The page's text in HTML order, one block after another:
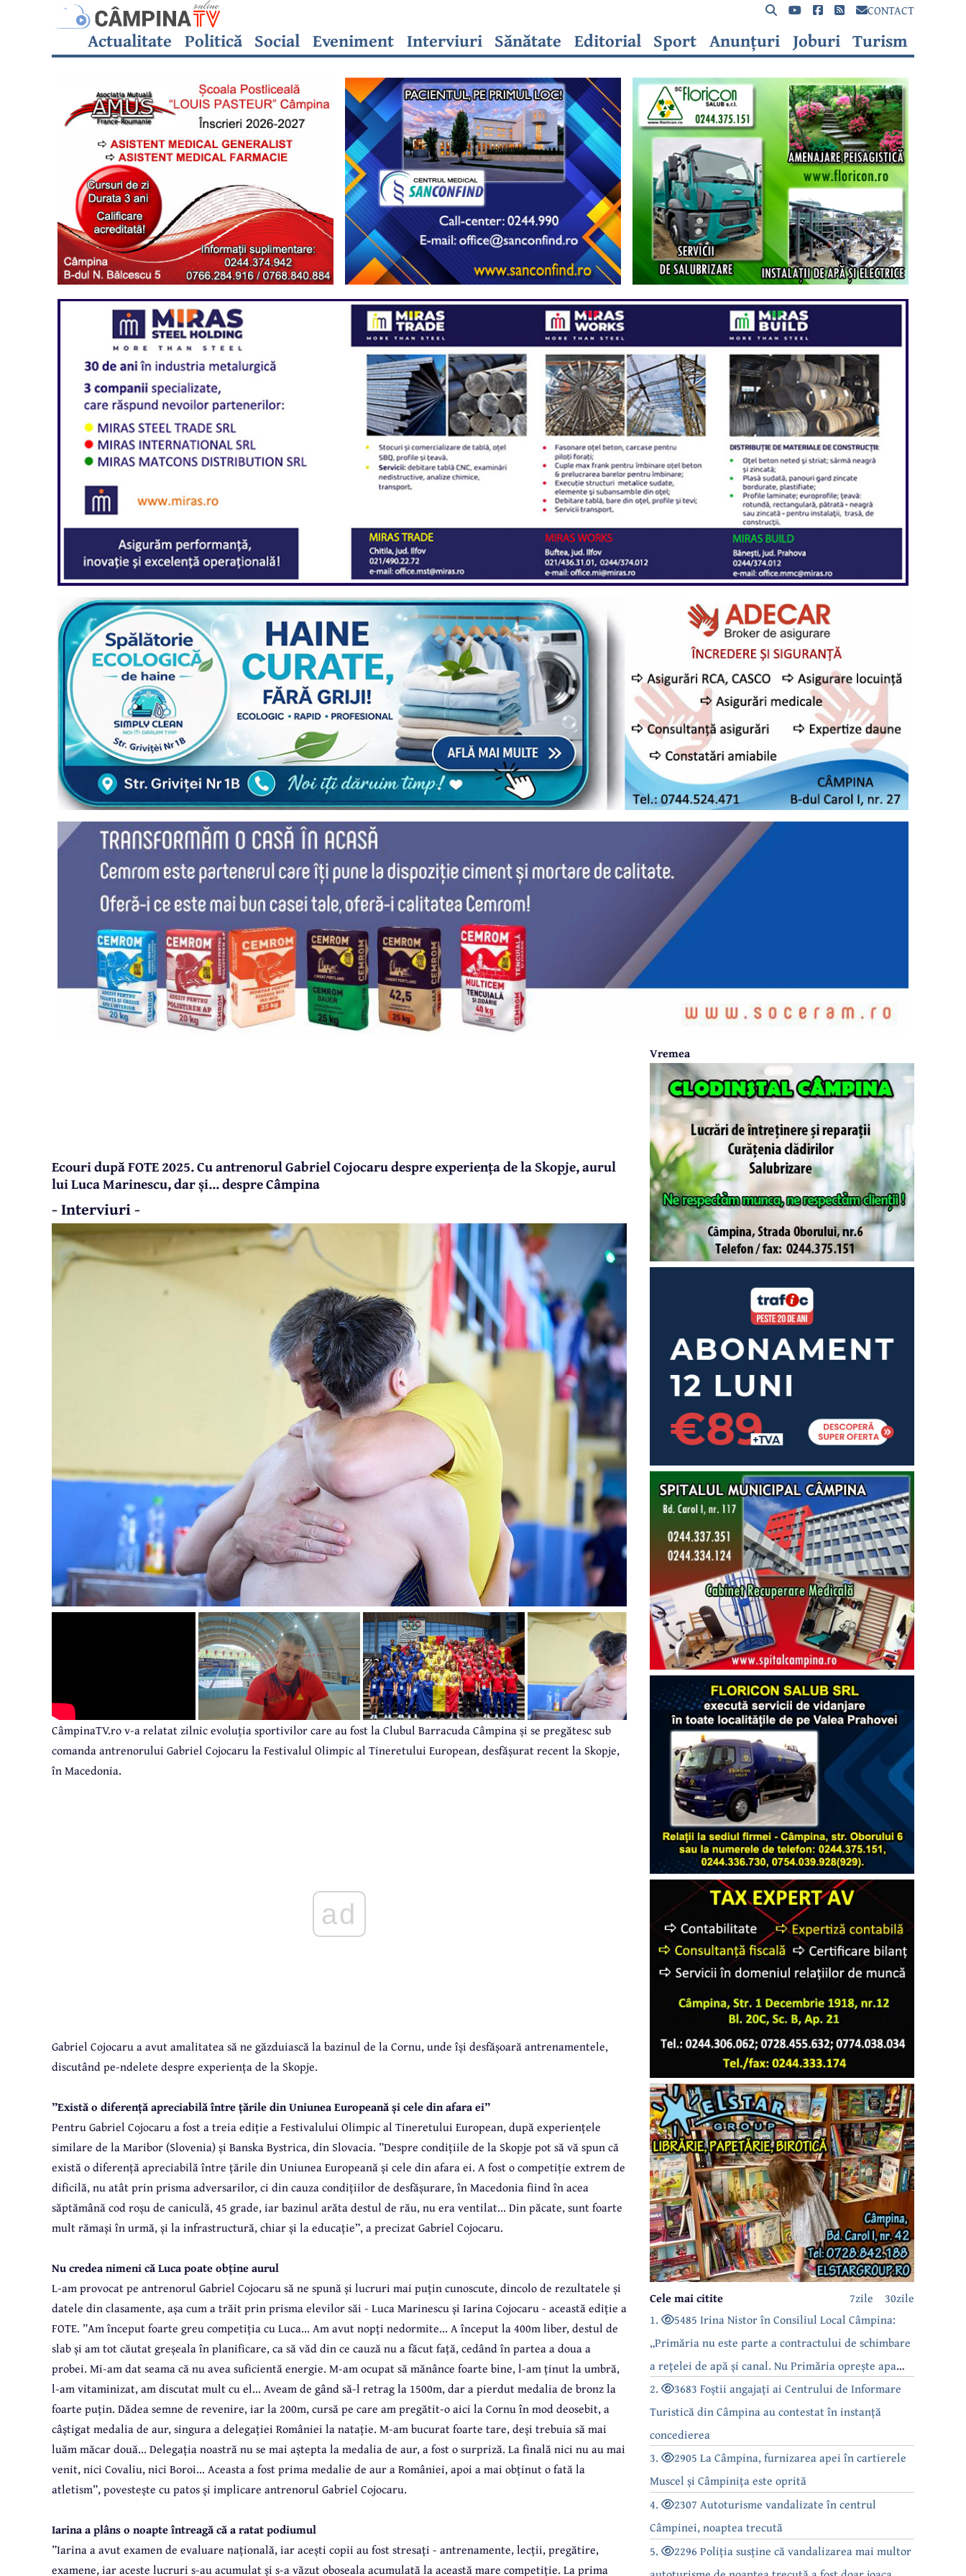
CONTACT
Actualitate Politică Social Eveniment Interviuri Sănătate Editorial Sport Anunțuri Joburi Turism
Ecouri după FOTE 2025. Cu antrenorul Gabriel Cojocaru despre experiența de la Skopje, aurul
lui Luca Marinescu, dar și... despre Câmpina
- Interviuri -
CâmpinaTV.ro v-a relatat zilnic evoluția sportivilor care au fost la Clubul Barracuda Câmpina și se pregătesc sub
comanda antrenorului Gabriel Cojocaru la Festivalul Olimpic al Tineretului European, desfășurat recent la Skopje,
în Macedonia.
ad
Gabriel Cojocaru a avut amalitatea să ne găzduiască la bazinul de la Cornu, unde își desfășoară antrenamentele,
discutând pe-ndelete despre experiența de la Skopje.
”Există o diferență apreciabilă între țările din Uniunea Europeană și cele din afara ei”
Pentru Gabriel Cojocaru a fost a treia ediție a Festivalului Olimpic al Tineretului European, după experiențele
similare de la Maribor (Slovenia) și Banska Bystrica, din Slovacia. ”Despre condițiile de la Skopje pot să vă spun că
există o diferență apreciabilă între țările din Uniunea Europeană și cele din afara ei. A fost o competiție extrem de
dificilă, nu atât prin prisma adversarilor, ci din cauza condițiilor de desfășurare, în Macedonia fiind în acea
săptămână cod roșu de caniculă, 45 grade, iar bazinul arăta destul de rău, nu era ventilat... Din păcate, sunt foarte
mult rămași în urmă, și la infrastructură, chiar și la educație”, a precizat Gabriel Cojocaru.
Nu credea nimeni că Luca poate obține aurul
L-am provocat pe antrenorul Gabriel Cojocaru să ne spună și lucruri mai puțin cunoscute, dincolo de rezultatele și
datele din clasamente, așa cum a trăit prin prisma elevilor săi - Luca Marinescu și Iarina Cojocaru - această ediție a
FOTE. ”Am început foarte greu competiția cu Luca... Am avut nopți nedormite... A început la 400m liber, destul de
slab și am tot căutat greșeala în planificare, ca să văd din ce cauză nu a făcut față, cedând în partea a doua a
probei. Mi-am dat seama că nu avea suficientă energie. M-am ocupat să mănânce foarte bine, l-am ținut la umbră,
l-am vitaminizat, am discutat mult cu el... Aveam de gând să-l retrag la 1500m, dar a pierdut medalia de bronz la
foarte puțin. Dădea semne de revenire, iar la 200m, cursă pe care am pregătit-o aici la Cornu în mod deosebit, a
câștigat medalia de aur, singura a delegației României la natație. M-am bucurat foarte tare, deși trebuia să mai
luăm măcar două... Delegația noastră nu se mai aștepta la medalia de aur, a fost o surpriză. La finală nici nu au mai
venit, nici Covaliu, nici Boroi... Aceasta a fost prima medalie de aur a României, apoi a mai obținut o fată la
atletism”, povestește cu patos și implicare antrenorul Gabriel Cojocaru.
Iarina a plâns o noapte întreagă că a ratat podiumul
”Iarina a avut examen de evaluare națională, iar acești copii au fost stresați - antrenamente, lecții, pregătire,
examene, iar aceste lucruri s-au acumulat și s-a văzut oboseala acumulată la această mare competiție. La prima
Vremea
30zile
7zile
Cele mai citite
1.
5485 Irina Nistor în Consiliul Local Câmpina:
„Primăria nu este parte a contractului de schimbare
a rețelei de apă și canal. Nu Primăria oprește apa
câmpinenilor!”
2.
3683 Foștii angajați ai Centrului de Informare
Turistică din Câmpina au contestat în instanță
concedierea
3.
2905 La Câmpina, furnizarea apei în cartierele
Muscel și Câmpinița este oprită
4.
2307 Autoturisme vandalizate în centrul
Câmpinei, noaptea trecută
5.
2296 Poliția susține că vandalizarea mai multor